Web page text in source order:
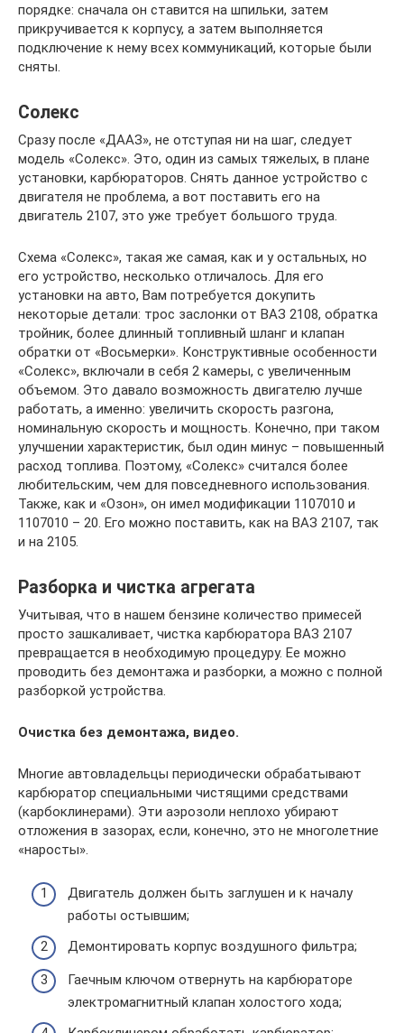
порядке: сначала он ставится на шпильки, затем
прикручивается к корпусу, а затем выполняется
подключение к нему всех коммуникаций, которые были
сняты.
Солекс
Сразу после «ДААЗ», не отступая ни на шаг, следует
модель «Солекс». Это, один из самых тяжелых, в плане
установки, карбюраторов. Снять данное устройство с
двигателя не проблема, а вот поставить его на
двигатель 2107, это уже требует большого труда.
Схема «Солекс», такая же самая, как и у остальных, но
его устройство, несколько отличалось. Для его
установки на авто, Вам потребуется докупить
некоторые детали: трос заслонки от ВАЗ 2108, обратка
тройник, более длинный топливный шланг и клапан
обратки от «Восьмерки». Конструктивные особенности
«Солекс», включали в себя 2 камеры, с увеличенным
объемом. Это давало возможность двигателю лучше
работать, а именно: увеличить скорость разгона,
номинальную скорость и мощность. Конечно, при таком
улучшении характеристик, был один минус – повышенный
расход топлива. Поэтому, «Солекс» считался более
любительским, чем для повседневного использования.
Также, как и «Озон», он имел модификации 1107010 и
1107010 – 20. Его можно поставить, как на ВАЗ 2107, так
и на 2105.
Разборка и чистка агрегата
Учитывая, что в нашем бензине количество примесей
просто зашкаливает, чистка карбюратора ВАЗ 2107
превращается в необходимую процедуру. Ее можно
проводить без демонтажа и разборки, а можно с полной
разборкой устройства.
Очистка без демонтажа, видео.
Многие автовладельцы периодически обрабатывают
карбюратор специальными чистящими средствами
(карбоклинерами). Эти аэрозоли неплохо убирают
отложения в зазорах, если, конечно, это не многолетние
«наросты».
Двигатель должен быть заглушен и к началу
работы остывшим;
Демонтировать корпус воздушного фильтра;
Гаечным ключом отвернуть на карбюраторе
электромагнитный клапан холостого хода;